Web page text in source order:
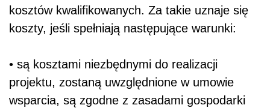
kosztów kwalifikowanych. Za takie uznaje się
koszty, jeśli spełniają następujące warunki:
• są kosztami niezbędnymi do realizacji
projektu, zostaną uwzględnione w umowie
wsparcia, są zgodne z zasadami gospodarki